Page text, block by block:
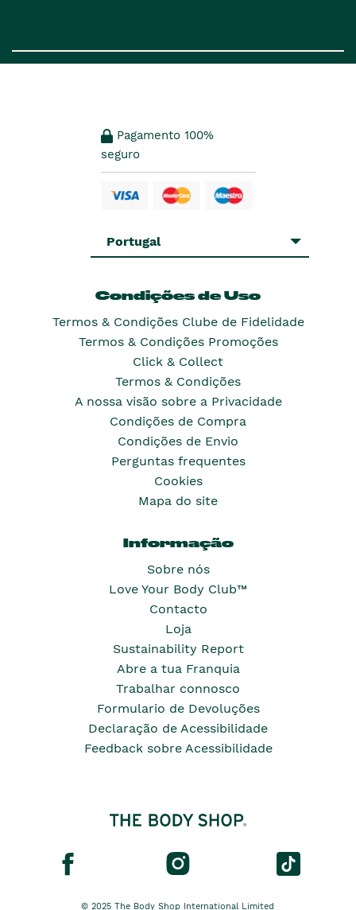
Pagamento 100%
seguro
Portugal
Condições de Uso
Termos & Condições Clube de Fidelidade
Termos & Condições Promoções
Click & Collect
Termos & Condições
A nossa visão sobre a Privacidade
Condições de Compra
Condições de Envio
Perguntas frequentes
Cookies
Mapa do site
Informação
Sobre nós
Love Your Body Club™
Contacto
Loja
Sustainability Report
Abre a tua Franquia
Trabalhar connosco
Formulario de Devoluções
Declaração de Acessibilidade
Feedback sobre Acessibilidade
© 2025 The Body Shop International Limited